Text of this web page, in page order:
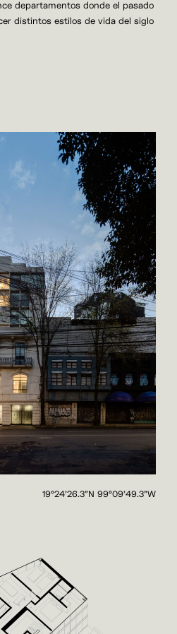
departamentos donde el pasado
distintos estilos de vida del siglo
19°24'26.3"N 99°09'49.3"W